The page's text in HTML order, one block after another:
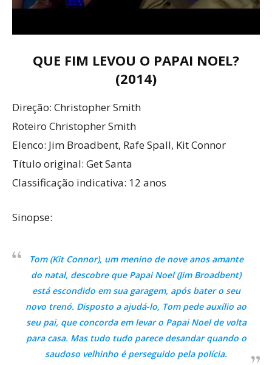
QUE FIM LEVOU O PAPAI NOEL?
(2014)
Direção: Christopher Smith
Roteiro Christopher Smith
Elenco: Jim Broadbent, Rafe Spall, Kit Connor
Título original: Get Santa
Classificação indicativa: 12 anos
Sinopse:
Tom (Kit Connor), um menino de nove anos amante
do natal, descobre que Papai Noel (Jim Broadbent)
está escondido em sua garagem, após bater o seu
novo trenó. Disposto a ajudá-lo, Tom pede auxílio ao
seu pai, que concorda em levar o Papai Noel de volta
para casa. Mas tudo tudo parece desandar quando o
saudoso velhinho é perseguido pela polícia.